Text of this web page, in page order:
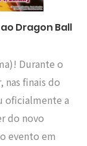
Dragon Ball
Durante o
nas finais do
oficialmente a
do novo
evento em